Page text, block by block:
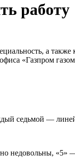
работу
а также
«Газпром
седьмой —
недовольны,